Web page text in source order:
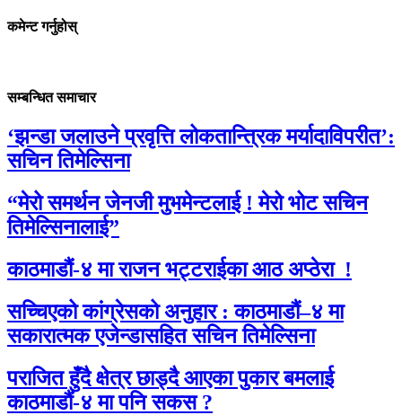
कमेन्ट गर्नुहोस्
सम्बन्धित समाचार
‘झन्डा जलाउने प्रवृत्ति लोकतान्त्रिक मर्यादाविपरीत’:
सचिन तिमेल्सिना
“मेरो समर्थन जेनजी मुभमेन्टलाई ! मेरो भोट सचिन
तिमेल्सिनालाई”
काठमाडौं-४ मा राजन भट्टराईका आठ अप्ठेरा !
सच्चिएको कांग्रेसको अनुहार : काठमाडौं–४ मा
सकारात्मक एजेन्डासहित सचिन तिमेल्सिना
पराजित हुँदै क्षेत्र छाड्दै आएका पुकार बमलाई
काठमाडौं-४ मा पनि सकस ?